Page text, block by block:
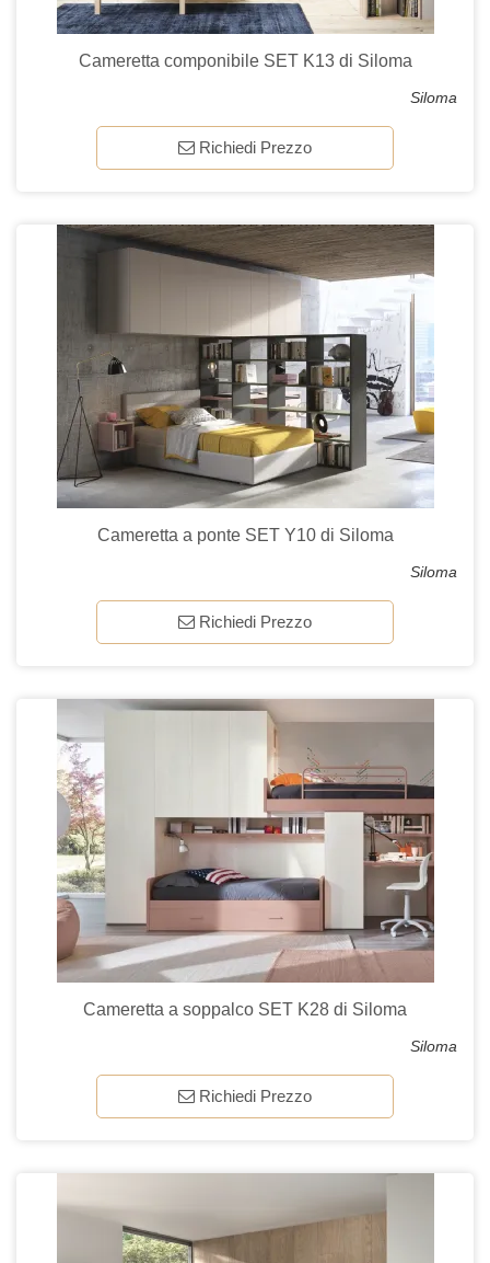
Cameretta componibile SET K13 di Siloma
Siloma
Richiedi Prezzo
Cameretta a ponte SET Y10 di Siloma
Siloma
Richiedi Prezzo
Cameretta a soppalco SET K28 di Siloma
Siloma
Richiedi Prezzo